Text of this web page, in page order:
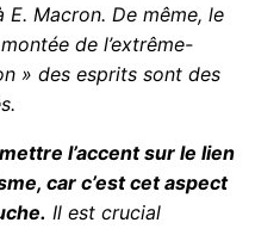
Macron. De même, le
de l’extrême-
» des esprits sont des
l’accent sur le lien
car c’est cet aspect
Il est crucial